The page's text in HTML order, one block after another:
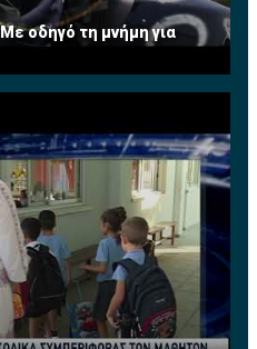
οδηγό τη μνήμη για